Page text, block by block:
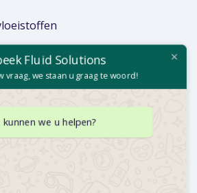
Fluid Solutions
vraag, we staan u graag te woord!
kunnen we u helpen?